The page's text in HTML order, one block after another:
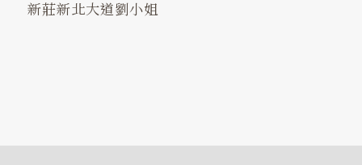
新莊新北大道劉小姐